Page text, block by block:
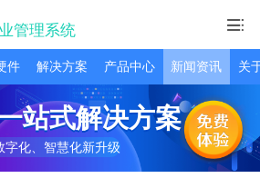
管理系统
件 解决方案 产品中心 新闻资讯 关
站式解决方案
字化、智慧化新升级